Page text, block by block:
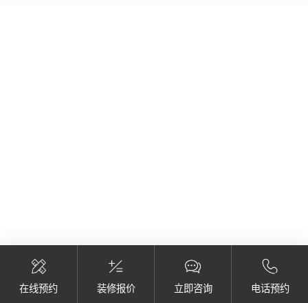
在线预约 装修报价 立即咨询 电话预约